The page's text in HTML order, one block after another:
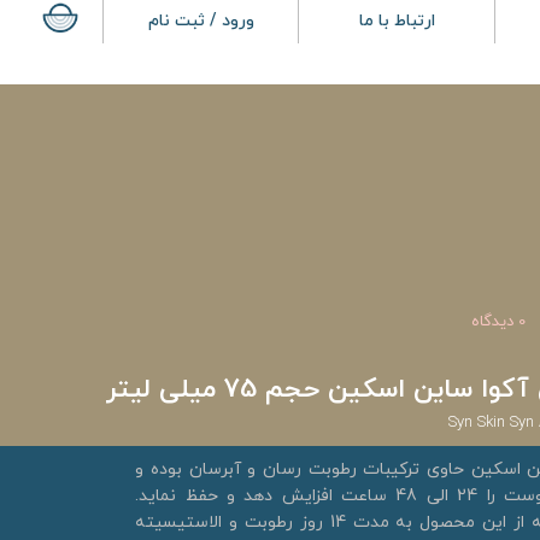
ارتباط با ما ورود / ثبت نام
0 دیدگاه
ساین اسکین حجم 75 میلی لیتر
Syn Skin
اسکین حاوی ترکیبات رطوبت رسان و آبرسان بوده و
می‌تواند رطوبت لایه شاخی پوست را 24 الی 48 ساعت افزایش دهد و حفظ نماید.
همچنین استفاده منظم و روزانه از این محصول به مدت 14 روز رطوبت و الاستیسیته